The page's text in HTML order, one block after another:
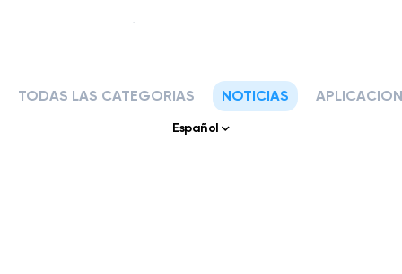
TODAS LAS CATEGORIAS NOTICIAS
Español